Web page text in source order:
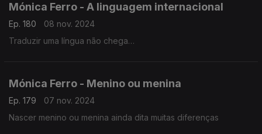
Mónica Ferro - A linguagem internacional
Ep. 180
08 nov. 2024
Traduzir uma língua não chega…
Mónica Ferro - Menino ou menina
Ep. 179
07 nov. 2024
Nascer menino ou menina ainda dita muitas diferenças